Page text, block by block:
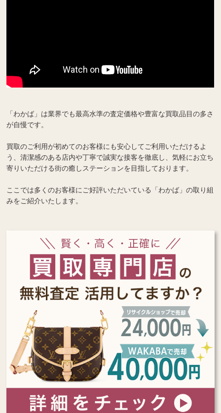
「わかば」は業界でも最高水準の査定価格や豊富な買取品目の多さ
が自慢です。
買取のご利用が初めてのお客様にも安心してご利用いただけるよ
う、清潔感のある店内や丁寧で誠実な接客を徹底し、気軽にお立ち
寄りいただける街の癒しステーションを目指しております。
ここでは多くのお客様にご好評いただいている「わかば」の取り組
みをご紹介いたします。